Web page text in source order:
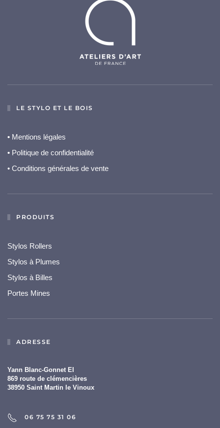
LE STYLO ET LE BOIS
• Mentions légales
• Politique de confidentialité
• Conditions générales de vente
PRODUITS
Stylos Rollers
Stylos à Plumes
Stylos à Billes
Portes Mines
ADRESSE
Yann Blanc-Gonnet EI
869 route de clémencières
38950 Saint Martin le Vinoux
06 75 75 31 06